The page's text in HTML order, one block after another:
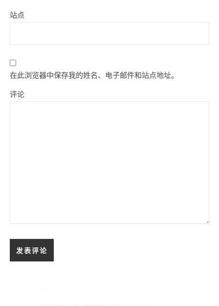
站点
在此浏览器中保存我的姓名、电子邮件和站点地址。
评论